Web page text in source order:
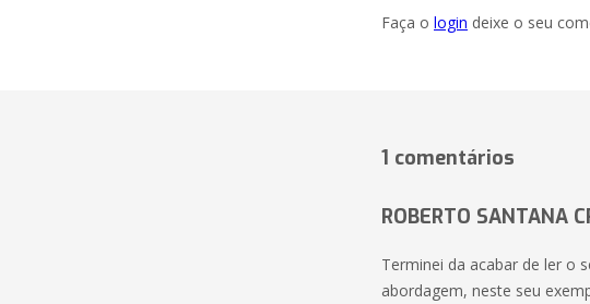
Faça o login deixe o seu
1 comentários
ROBERTO SANTANA
Terminei da acabar de ler o
abordagem, neste seu